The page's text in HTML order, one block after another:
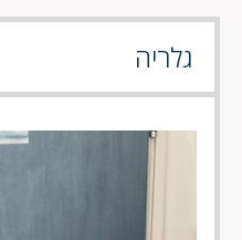
גלריה